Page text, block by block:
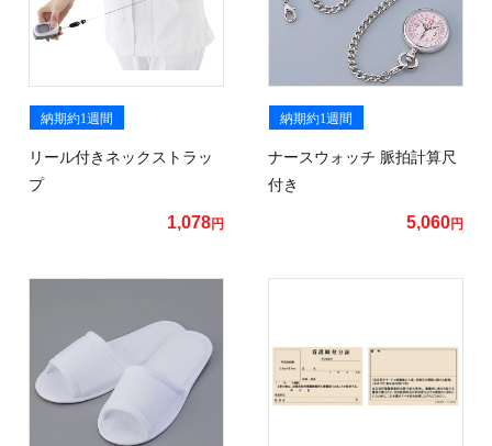
納期約1週間
リール付きネックストラッ
プ
1,078円
納期約1週間
ナースウォッチ 脈拍計算尺
付き
5,060円